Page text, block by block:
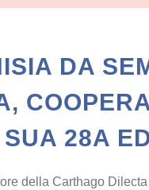
DA
28A
della Carthago